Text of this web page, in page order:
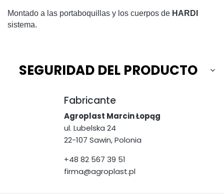
Montado a las portaboquillas y los cuerpos de HARDI
sistema.
SEGURIDAD DEL PRODUCTO
Fabricante
Agroplast Marcin Łopąg
ul. Lubelska 24
22-107 Sawin, Polonia
+48 82 567 39 51
firma@agroplast.pl